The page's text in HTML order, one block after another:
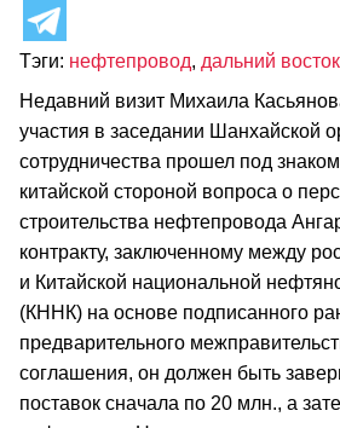
Тэги: нефтепровод, дальний восток
Недавний визит Михаила
участия в заседании Шанхайской
сотрудничества прошел под
китайской стороной вопроса о
строительства нефтепровода
контракту, заключенному между
и Китайской национальной
(КННК) на основе подписанного
предварительного
соглашения, он должен быть
поставок сначала по 20 млн., а